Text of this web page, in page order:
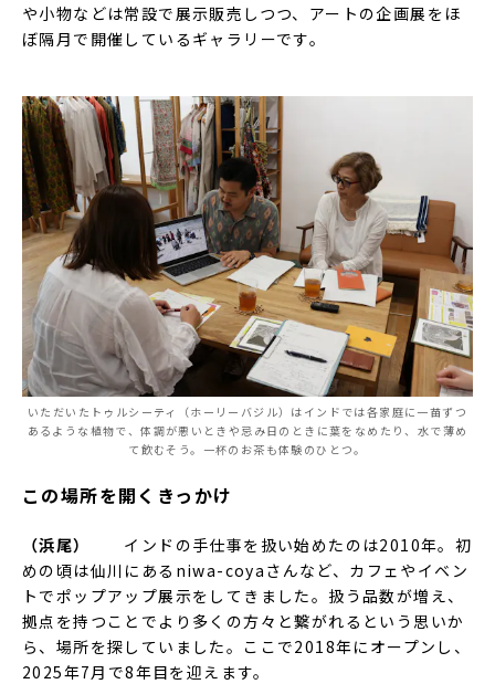
や小物などは常設で展示販売しつつ、アートの企画展をほ
ぼ隔月で開催しているギャラリーです。
いただいたトゥルシーティ（ホーリーバジル）はインドでは各家庭に一苗ずつ
あるような植物で、体調が悪いときや忌み日のときに葉をなめたり、水で薄め
て飲むそう。一杯のお茶も体験のひとつ。
この場所を開くきっかけ
（浜尾）
インドの手仕事を扱い始めたのは2010年。初
めの頃は仙川にあるniwa-coyaさんなど、カフェやイベン
トでポップアップ展示をしてきました。扱う品数が増え、
拠点を持つことでより多くの方々と繋がれるという思いか
ら、場所を探していました。ここで2018年にオープンし、
2025年7月で8年目を迎えます。